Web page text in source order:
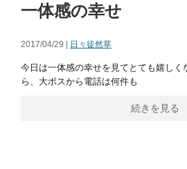
一体感の幸せ
2017/04/29 | 日々徒然草
今日は一体感の幸せを見てとても嬉しく
ら、大ボスから電話は何件も
続きを見る